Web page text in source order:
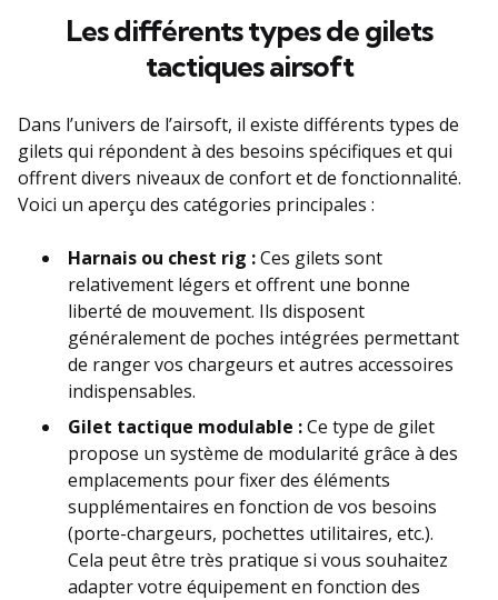
Les différents types de gilets
tactiques airsoft
Dans l’univers de l’airsoft, il existe différents types de
gilets qui répondent à des besoins spécifiques et qui
offrent divers niveaux de confort et de fonctionnalité.
Voici un aperçu des catégories principales :
Harnais ou chest rig :Ces gilets sont
relativement légers et offrent une bonne
liberté de mouvement. Ils disposent
généralement de poches intégrées permettant
de ranger vos chargeurs et autres accessoires
indispensables.
Gilet tactique modulable :Ce type de gilet
propose un système de modularité grâce à des
emplacements pour fixer des éléments
supplémentaires en fonction de vos besoins
(porte-chargeurs, pochettes utilitaires, etc.).
Cela peut être très pratique si vous souhaitez
adapter votre équipement en fonction des